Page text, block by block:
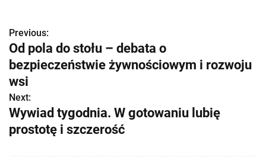
Z
o
b
a
c
Previous:
Od pola do stołu – debata o
bezpieczeństwie żywnościowym i rozwoju
wsi
Next:
Wywiad tygodnia. W gotowaniu lubię
prostotę i szczerość